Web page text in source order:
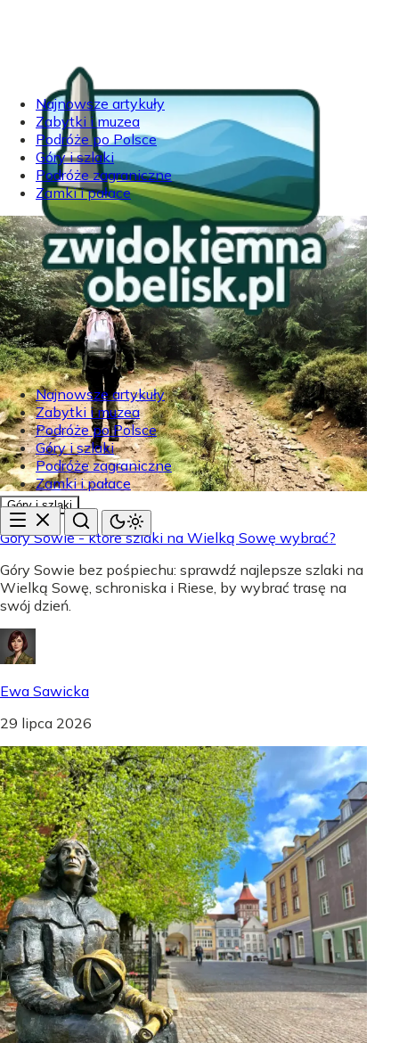
Najnowsze artykuły
Zabytki i muzea
Podróże po Polsce
Góry i szlaki
Podróże zagraniczne
Zamki i pałace
Najnowsze artykuły
Zabytki i muzea
Podróże po Polsce
Góry i szlaki
Podróże zagraniczne
Zamki i pałace
Góry i szlaki
Góry Sowie - które szlaki na Wielką Sowę wybrać?
Góry Sowie bez pośpiechu: sprawdź najlepsze szlaki na
Wielką Sowę, schroniska i Riese, by wybrać trasę na
swój dzień.
Ewa Sawicka
29 lipca 2026